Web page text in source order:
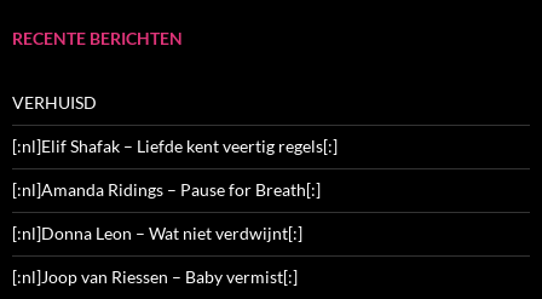
RECENTE BERICHTEN
VERHUISD
[:nl]Elif Shafak – Liefde kent veertig regels[:]
[:nl]Amanda Ridings – Pause for Breath[:]
[:nl]Donna Leon – Wat niet verdwijnt[:]
[:nl]Joop van Riessen – Baby vermist[:]